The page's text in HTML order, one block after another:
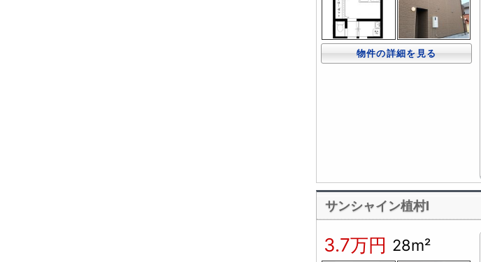
物件の詳細を見る
サンシャイン植村Ⅰ
3.7万円 28m²